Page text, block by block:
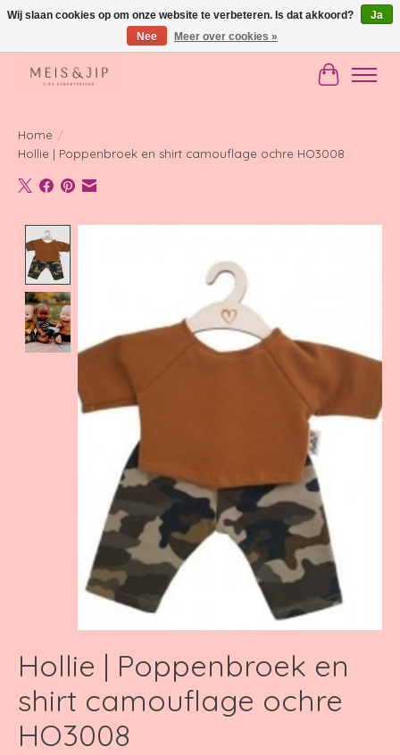
Gratis verzending in NL vanaf €150
Home /
Hollie | Poppenbroek en shirt camouflage ochre HO3008
Hollie | Poppenbroek en
shirt camouflage ochre
HO3008
Wij slaan cookies op om onze website te verbeteren. Is dat akkoord?
Ja
Nee
Meer over cookies »